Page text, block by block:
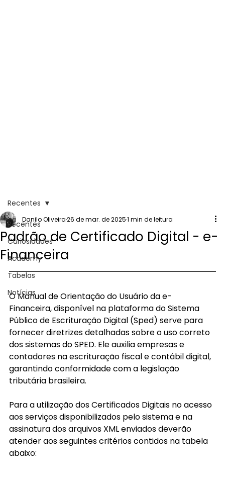
Recentes
Curiosidades
Academy
Tabelas
Notícias
Recentes
Padrão de Certificado Digital - e-
Financeira
Danilo Oliveira26 de mar. de 20251 min de leitura
O Manual de Orientação do Usuário da e-
Financeira, disponível na plataforma do Sistema
Público de Escrituração Digital (Sped) serve para
fornecer diretrizes detalhadas sobre o uso correto
dos sistemas do SPED. Ele auxilia empresas e
contadores na escrituração fiscal e contábil digital,
garantindo conformidade com a legislação
tributária brasileira.
Para a utilização dos Certificados Digitais no acesso
aos serviços disponibilizados pelo sistema e na
assinatura dos arquivos XML enviados deverão
atender aos seguintes critérios contidos na tabela
abaixo: